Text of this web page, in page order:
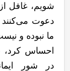
شویم، غافل
دعوت می
ما نبوده و
احساس کرد،
در شور